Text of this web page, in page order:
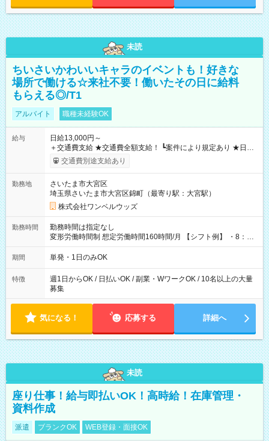
未読
ちいさいかわいいキャラのイベントも！好きな
場所で働ける☆来社不要！働いたその日に給料
もらえる◎/T1
アルバイト 職種未経験OK
給与
日給13,000円～
＋交通費支給 ★交通費全額支給！ ┗案件により規定あり ★日払
いOK！（規定あり） ┗働いたその日に現金GET♪ お仕事後はコ
ンビニATMから 日払い分を引き落とせます！ 【試用期間】試
交通費別途支給あり
勤務地
さいたま市大宮区
埼玉県さいたま市大宮区錦町（最寄り駅：大宮駅）
株式会社ワンベルウッズ
勤務時間
勤務時間は指定なし
変形労働時間制 想定労働時間160時間/月 【シフト例】 ・8：00
～21：00
期間 単発・1日のみOK
特徴
週1日からOK / 日払いOK / 副業・WワークOK / 10名以上の大量
募集
気になる！ 応募する 詳細へ
未読
座り仕事！給与即払いOK！高時給！在庫管理・
資料作成
派遣 ブランクOK WEB登録・面接OK